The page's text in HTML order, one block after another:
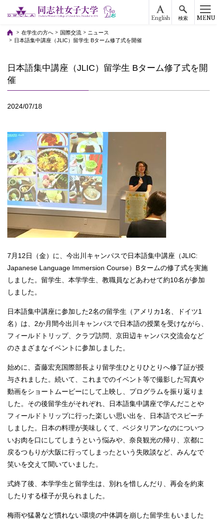
English 検索 MENU
在学生の方へ 国際交流
ニュース
日本語集中講座（JLIC）留学生 Bターム修了式を開催
日本語集中講座（JLIC）留学生 Bターム修了式を開
催
2024/07/18
7月12日（金）に、今出川キャンパスで日本語集中講座（JLIC:
Japanese Language Immersion Course）Bタームの修了式を実施
しました。留学生、本学学生、教職員などあわせて約10名が参加
しました。
日本語集中講座に参加した2名の留学生（アメリカ1名、ドイツ1
名）は、2か月間今出川キャンパスで日本語の授業を受けながら、
フィールドトリップ、クラブ訪問、京田辺キャンパス交流会など
のさまざまなイベントに参加しました。
始めに、斎藤宏充国際部長より留学生ひとりひとりへ修了証が授
与されました。続いて、これまでのイベント等で撮影した写真や
動画をショートムービーにして上映し、プログラムを振り返りま
した。その後留学生がそれぞれ、日本語集中講座で学んだことや
フィールドトリップに行った楽しい思い出を、日本語でスピーチ
しました。日本の料理が美味しくて、ベジタリアンなのについつ
いお肉を口にしてしまうという悩みや、奈良観光の帰り、京都に
戻るつもりが大阪に行ってしまったという失敗談など、みんなで
笑いを交えて聞いていました。
式終了後、本学学生と留学生は、別れを惜しんだり、再会を約束
したりする様子が見られました。
梅雨や猛暑など慣れない環境の中体調を崩した留学生もいました